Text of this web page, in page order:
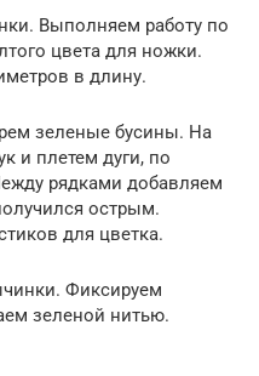
Выполняем работу по
цвета для ножки.
в длину.
зеленые бусины. На
и плетем дуги, по
рядками добавляем
острым.
для цветка.
Фиксируем
зеленой нитью.